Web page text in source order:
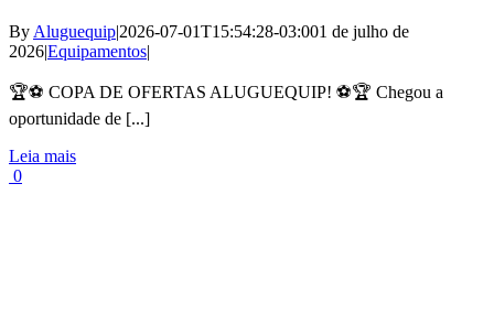
By Aluguequip|2026-07-01T15:54:28-03:001 de julho de
2026|Equipamentos|
🏆⚽ COPA DE OFERTAS ALUGUEQUIP! ⚽🏆 Chegou a
oportunidade de [...]
Leia mais
0